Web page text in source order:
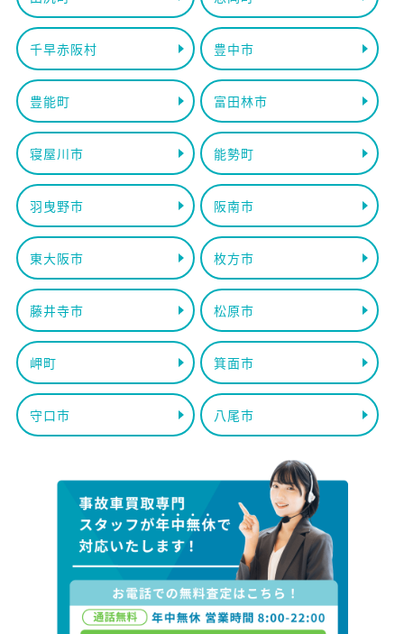
千早赤阪村 豊中市
豊能町 富田林市
寝屋川市 能勢町
羽曳野市 阪南市
東大阪市 枚方市
藤井寺市 松原市
岬町 箕面市
守口市 八尾市